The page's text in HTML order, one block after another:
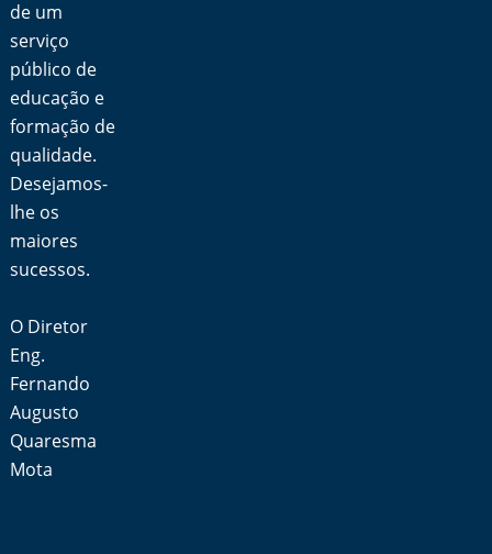
de um
serviço
público de
educação e
formação de
qualidade.
Desejamos-
lhe os
maiores
sucessos.
O Diretor
Eng.
Fernando
Augusto
Quaresma
Mota